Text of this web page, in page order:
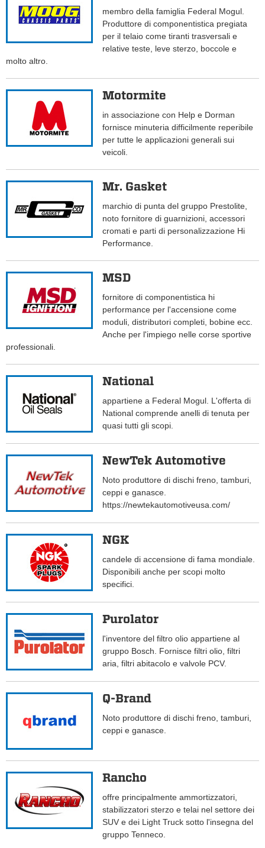
membro della famiglia Federal Mogul.
Produttore di componentistica pregiata
per il telaio come tiranti trasversali e
relative teste, leve sterzo, boccole e
molto altro.
Motormite
in associazione con Help e Dorman
fornisce minuteria difficilmente reperibile
per tutte le applicazioni generali sui
veicoli.
Mr. Gasket
marchio di punta del gruppo Prestolite,
noto fornitore di guarnizioni, accessori
cromati e parti di personalizzazione Hi
Performance.
MSD
fornitore di componentistica hi
performance per l'accensione come
moduli, distributori completi, bobine ecc.
Anche per l'impiego nelle corse sportive
professionali.
National
appartiene a Federal Mogul. L'offerta di
National comprende anelli di tenuta per
quasi tutti gli scopi.
NewTek Automotive
Noto produttore di dischi freno, tamburi,
ceppi e ganasce.
https://newtekautomotiveusa.com/
NGK
candele di accensione di fama mondiale.
Disponibili anche per scopi molto
specifici.
Purolator
l'inventore del filtro olio appartiene al
gruppo Bosch. Fornisce filtri olio, filtri
aria, filtri abitacolo e valvole PCV.
Q-Brand
Noto produttore di dischi freno, tamburi,
ceppi e ganasce.
Rancho
offre principalmente ammortizzatori,
stabilizzatori sterzo e telai nel settore dei
SUV e dei Light Truck sotto l'insegna del
gruppo Tenneco.